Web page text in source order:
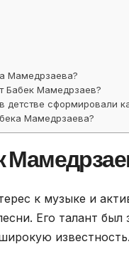
Мамедрзаева?
Бабек Мамедрзаев?
детстве сформировали
Мамедрзаева?
к музыке и
Его талант
известность.